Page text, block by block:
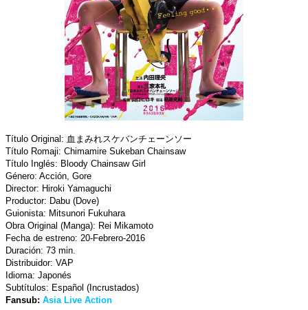
Título Original: 血まみれスケバンチェーンソー
Título Romaji: Chimamire Sukeban Chainsaw
Título Inglés: Bloody Chainsaw Girl
Género: Acción, Gore
Director: Hiroki Yamaguchi
Productor: Dabu (Dove)
Guionista: Mitsunori Fukuhara
Obra Original (Manga): Rei Mikamoto
Fecha de estreno: 20-Febrero-2016
Duración: 73 min.
Distribuidor: VAP
Idioma: Japonés
Subtítulos: Español (Incrustados)
Fansub: Asia Live Action